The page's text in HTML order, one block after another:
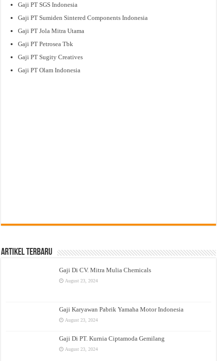
Gaji PT SGS Indonesia
Gaji PT Sumiden Sintered Components Indonesia
Gaji PT Jola Mitra Utama
Gaji PT Petrosea Tbk
Gaji PT Sugity Creatives
Gaji PT Olam Indonesia
Artikel Terbaru
Gaji Di CV. Mitra Mulia Chemicals
August 23, 2024
Gaji Karyawan Pabrik Yamaha Motor Indonesia
August 23, 2024
Gaji Di PT. Kurnia Ciptamoda Gemilang
August 23, 2024